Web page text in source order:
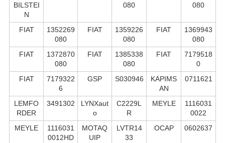
BILSTEI
N
080
080
FIAT
1352269
080
FIAT
1359226
080
FIAT
1369943
080
FIAT
1372870
080
FIAT
1385338
080
FIAT
7179518
0
FIAT
7179322
6
GSP S030946
KAPIMS
AN
0711621
LEMFO
RDER
3491302
LYNXaut
o
C2229L
R
MEYLE
1116031
0022
MEYLE
1116031
0012HD
MOTAQ
UIP
LVTR14
33
OCAP 0602637